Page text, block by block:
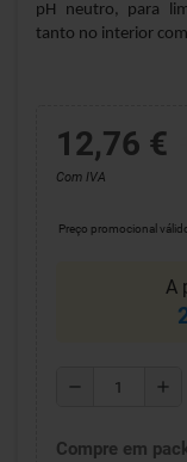
pH neutro, para
tanto no interior
12,76 €
Com IVA
Preço promocional
A
remove add
Compre em